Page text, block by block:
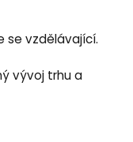
se vzdělávající.
vývoj trhu a